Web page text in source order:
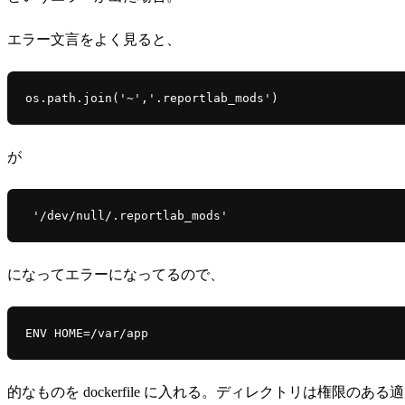
エラー文言をよく見ると、
os.path.join('~','.reportlab_mods')
が
'/dev/null/.reportlab_mods'
になってエラーになってるので、
ENV HOME=/var/app
的なものを dockerfile に入れる。ディレクトリは権限のある